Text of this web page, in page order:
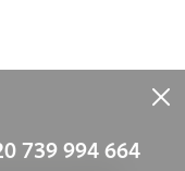
739 994 664